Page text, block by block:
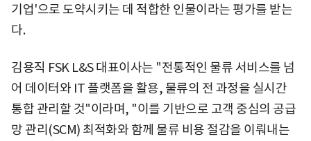
기업'으로 도약시키는 데 적합한 인물이라는 평가를 받는
다.
김용직 FSK L&S 대표이사는 "전통적인 물류 서비스를 넘
어 데이터와 IT 플랫폼을 활용, 물류의 전 과정을 실시간
통합 관리할 것"이라며, "이를 기반으로 고객 중심의 공급
망 관리(SCM) 최적화와 함께 물류 비용 절감을 이뤄내는